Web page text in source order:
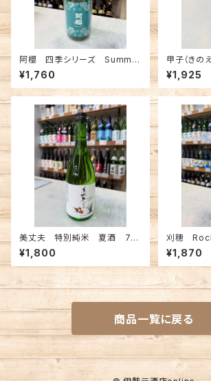
阿櫻 四季シリーズ Summer
純米吟醸 720ml
¥1,760
甲子（きの
0ml
¥1,925
美丈夫 特別純米 夏酒 72
0ml
¥1,800
刈穂
純米酒
¥1,870
商品一覧に戻る